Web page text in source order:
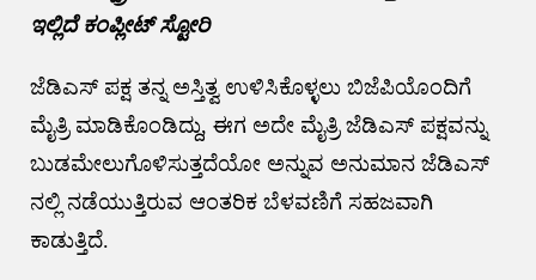
ಇಲ್ಲಿದೆ ಕಂಪ್ಲೀಟ್ ಸ್ಟೋರಿ
ಜೆಡಿಎಸ್ ಪಕ್ಷ ತನ್ನ ಅಸ್ತಿತ್ವ ಉಳಿಸಿಕೊಳ್ಳಲು ಬಿಜೆಪಿಯೊಂದಿಗೆ
ಮೈತ್ರಿ ಮಾಡಿಕೊಂಡಿದ್ದು, ಈಗ ಅದೇ ಮೈತ್ರಿ ಜೆಡಿಎಸ್ ಪಕ್ಷವನ್ನು
ಬುಡಮೇಲುಗೊಳಿಸುತ್ತದೆಯೋ ಅನ್ನುವ ಅನುಮಾನ ಜೆಡಿಎಸ್
ನಲ್ಲಿ ನಡೆಯುತ್ತಿರುವ ಆಂತರಿಕ ಬೆಳವಣಿಗೆ ಸಹಜವಾಗಿ
ಕಾಡುತ್ತಿದೆ.